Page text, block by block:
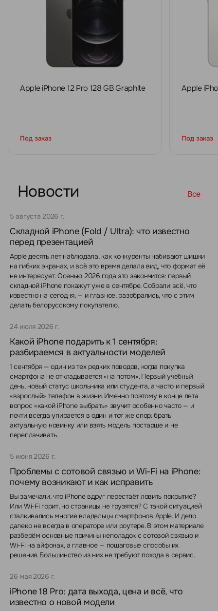
Apple iPhone 12 Pro 128 GB Graphite
Под заказ
Apple
Под заказ
Новости Все
5 августа 2026 г.
Складной iPhone (Fold / Ultra): что известно
перед презентацией
Apple десять лет наблюдала, как конкуренты набивают шишки
на гибких экранах, и всё это время делала вид, что формат её
не интересует. Осенью 2026 года это закончится: первый
складной iPhone покажут уже в сентябре. Собрали всё, что
известно на сегодня, — и главное, разобрались, что с этим
делать белорусскому покупателю.
24 июля 2026 г.
Какой iPhone подарить к 1 сентября:
разбираемся в актуальности моделей
1 сентября — один из тех редких поводов, когда покупка
смартфона не откладывается «на потом». Первый учебный
день, новый статус школьника или студента, а часто и первый
«взрослый» телефон в жизни. Именно поэтому в конце лета
вопрос «какой iPhone выбрать» звучит особенно часто — и
почти всегда упирается в один и тот же спор: брать
актуальную новинку или взять модель постарше и не
переплачивать.
5 июня 2026 г.
Проблемы с сотовой связью и Wi-Fi на iPhone:
почему возникают и как исправить
Вы замечали, что iPhone вдруг перестаёт ловить покрытие?
Или Wi-Fi горит, но страницы не грузятся? С такой ситуацией
сталкивались многие владельцы смартфонов Apple. И дело
далеко не всегда в операторе или роутере. В этом материале
разберём основные причины неполадок с сотовой связью и
Wi-Fi на айфонах, а главное — пошаговые способы их
решения. Большинство из них не требуют похода в сервис.
26 мая 2026 г.
iPhone 18 Pro: дата выхода, цена и всё, что
известно о новой модели